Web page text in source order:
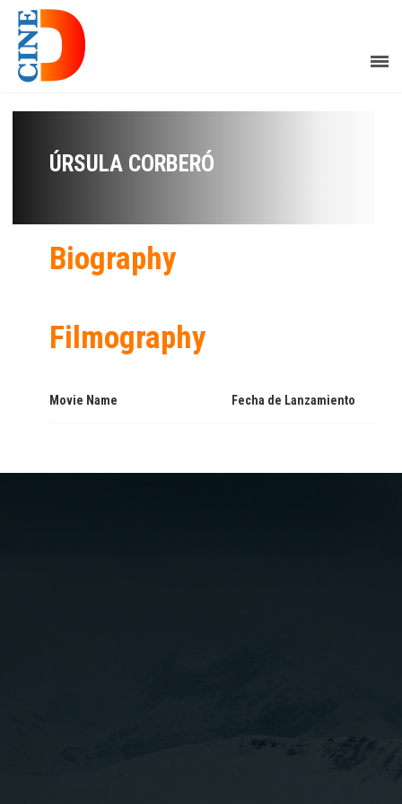
ÚRSULA CORBERÓ
Biography
Filmography
Movie Name Fecha de Lanzamiento